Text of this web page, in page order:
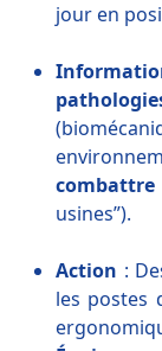
jour en
combattre
usines”).
Action :
les postes